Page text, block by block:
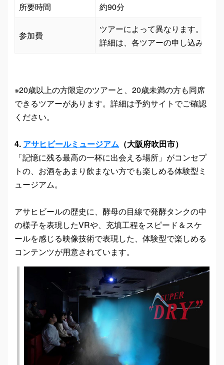
所要時間 約90分
参加費
ツアーによって異なります。
詳細は、各ツアーの申し込みペー
※20歳以上の方限定のツアーと、20歳未満の方も同席
できるツアーがあります。詳細は予約サイトでご確認
ください。
4. アサヒビールミュージアム（大阪府吹田市）
「記憶に残る最高の一杯に出会える場所」がコンセプ
トの、お酒をあまり飲まない方でも楽しめる体験型ミ
ュージアム。
アサヒビールの歴史に、酵母の目線で発酵タンクの中
の様子を表現したVRや、充填工程をスピード＆スケ
ールを感じる映像技術で表現した、体験型で楽しめる
コンテンツが用意されています。